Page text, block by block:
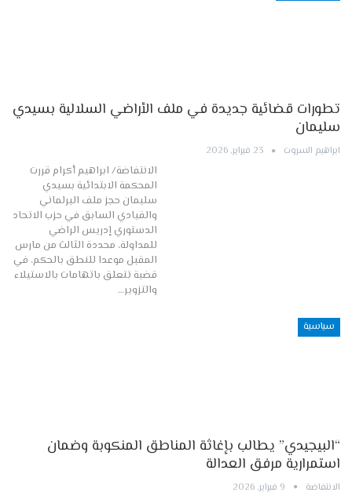
تطورات قضائية جديدة في ملف الأراضي السلالية بسيدي
سليمان
ابراهيم السروت 23 فبراير, 2026
الانتفاضة/ ابراهيم أكرام قررت
المحكمة الابتدائية بسيدي
سليمان حجز ملف البرلماني
والقيادي السابق في حزب الاتحاد
الدستوري إدريس الراضي
للمداولة، محددة الثالث من مارس
المقبل موعدا للنطق بالحكم، في
قضية تتعلق باتهامات بالاستيلاء
والتزوير…
سياسية
“البيجيدي” يطالب بإغاثة المناطق المنكوبة وضمان
استمرارية مرفق العدالة
الانتفاضة 9 فبراير, 2026